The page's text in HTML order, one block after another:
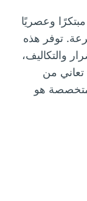
وعصريًا
توفر هذه
والتكاليف،
تعاني من
هو